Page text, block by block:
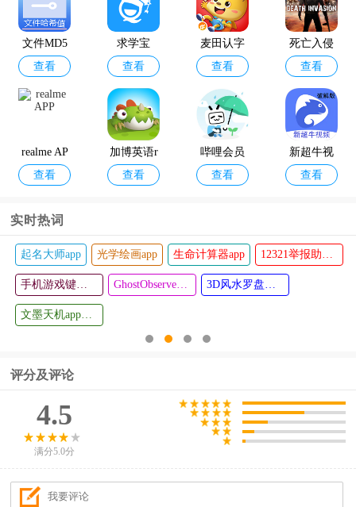
监管热线a
pp官方版
查看
模拟黑客
软件手机
版
查看
文件MD5
修改器
查看
求学宝
查看
麦田认字
幼儿识字a
pp
查看
死亡入侵
存活最新
中文版
查看
realme AP
P
查看
加博英语r
az课堂安
查看
哔哩会员
画质4in1
查看
新超牛视
频软件无
查看
外研之声-
畅听正版
教材读物
查看
省心素材
库
查看
实时热词
起名大师app 光学绘画app 生命计算器app 12321举报助手app
手机游戏键盘模拟器(Game Keyboard+) GhostObserver鬼魂探测器最新版 3D风水罗盘手机版
文墨天机app最新版
评分及评论
4.5
满分5.0分